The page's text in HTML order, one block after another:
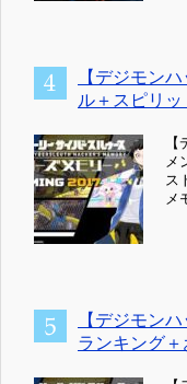
【デジモン
ル＋スピリ
メ
ス
メ
【デジモン
ランキング